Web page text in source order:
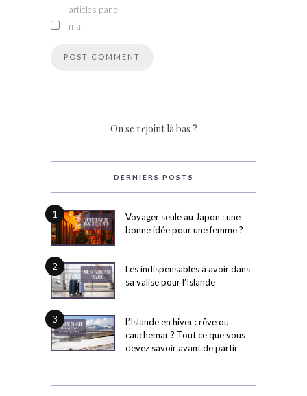
articles par e-
mail.
On se rejoint là bas ?
DERNIERS POSTS
1
Voyager seule au Japon : une
bonne idée pour une femme ?
2
Les indispensables à avoir dans
sa valise pour l’Islande
3
L’Islande en hiver : rêve ou
cauchemar ? Tout ce que vous
devez savoir avant de partir